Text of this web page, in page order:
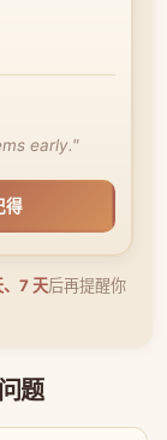
early."
得
7 天后再提醒你
题